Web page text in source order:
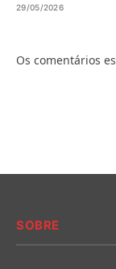
29/05/2026
Os comentários
SOBRE